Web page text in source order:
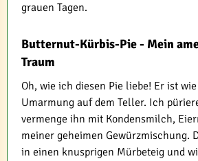
grauen Tagen.
Butternut-Kürbis-Pie - Mein
Traum
Oh, wie ich diesen Pie liebe! Er ist
Umarmung auf dem Teller. Ich
vermenge ihn mit Kondensmilch,
meiner geheimen Gewürzmischung.
in einen knusprigen Mürbeteig und